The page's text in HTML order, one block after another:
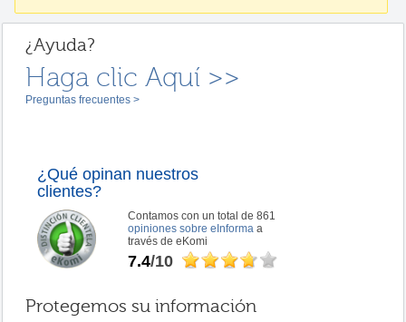
¿Ayuda?
Haga clic Aquí >>
Preguntas frecuentes >
¿Qué opinan nuestros
clientes?
Contamos con un total de 861
opiniones sobre eInforma a
través de eKomi
7.4/10
Protegemos su información